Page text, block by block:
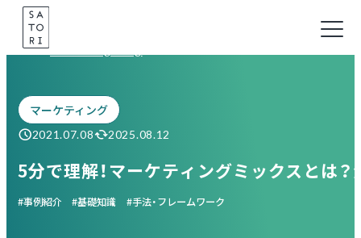
Skip
content
マーケティング
2021.07.08 2025.08.12
5分で理解！マーケティングミックスとは
事例紹介 基礎知識 手法・フレームワーク